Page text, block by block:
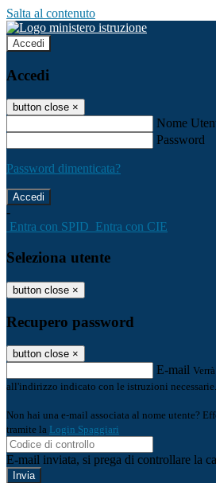
Salta al contenuto
Accedi
Accedi
button close ×
Nome
Password
Password dimenticata?
-
Entra con SPID Entra con CIE
Seleziona utente
button close ×
Recupero password
button close ×
E-mail
all'indirizzo indicato con le istruzioni necessarie.
Non hai una e-mail associata al nome utente?
tramite la Login Spaggiari
E-mail inviata, si prega di controllare la